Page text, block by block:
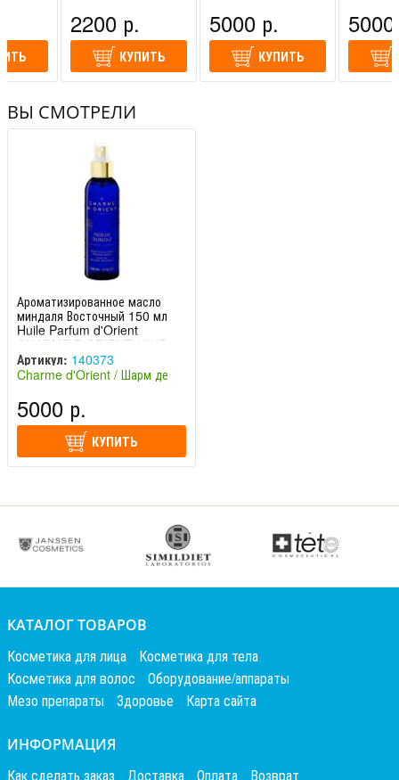
(Франция)
2200 р.
КУПИТЬ
(Франция)
5000 р.
КУПИТЬ
ВЫ СМОТРЕЛИ
Ароматизированное масло
миндаля Восточный 150 мл
Huile Parfum d'Orient
CHARME D'ORIENT / ШАР
Артикул: 140373
Charme d'Orient / Шарм де
5000 р.
КУПИТЬ
КАТАЛОГ ТОВАРОВ
Косметика для лица
Косметика для тела
Косметика для волос
Оборудование/аппараты
Мезо препараты
Здоровье Карта сайта
ИНФОРМАЦИЯ
Как сделать заказ Доставка Оплата Возврат